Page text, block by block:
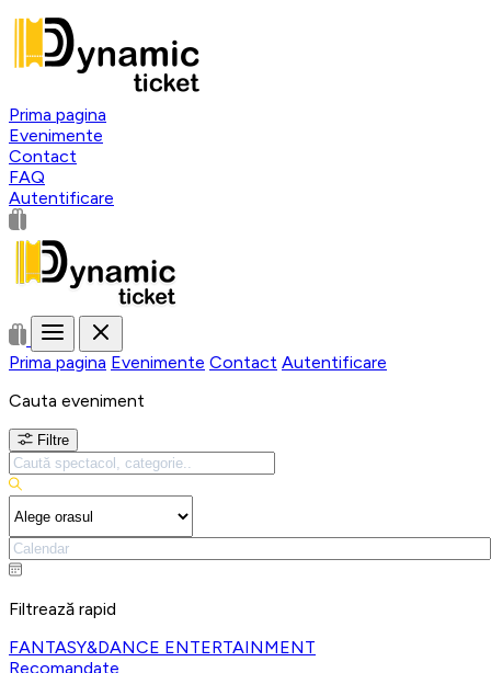
Prima pagina
Evenimente
Contact
FAQ
Autentificare
Prima pagina Evenimente Contact Autentificare
Cauta eveniment
Filtre
Filtrează rapid
FANTASY&DANCE ENTERTAINMENT
Recomandate